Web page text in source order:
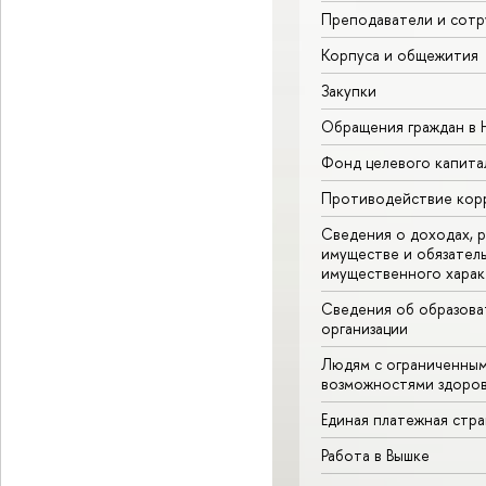
Преподаватели и
Корпуса и общежития
Закупки
Обращения граждан
Фонд целевого
Противодействие
Сведения о доходах,
имуществе и
имущественного
Сведения об
организации
Людям с
возможностями
Единая платежная
Работа в Вышке